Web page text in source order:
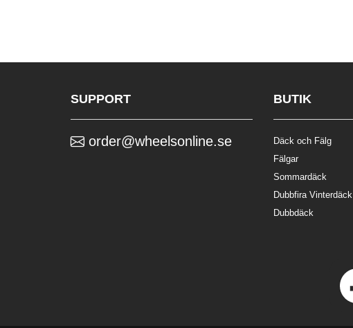
SUPPORT
order@wheelsonline.se
BUTIK
Däck och Fälg
Fälgar
Sommardäck
Dubbfira Vinterdäck
Dubbdäck